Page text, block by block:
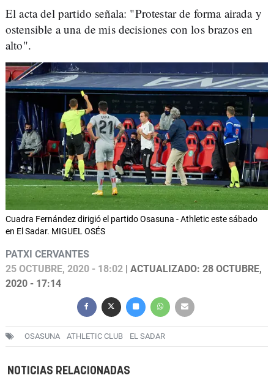
El acta del partido señala: "Protestar de forma airada y
ostensible a una de mis decisiones con los brazos en
alto".
Cuadra Fernández dirigió el partido Osasuna - Athletic este sábado
en El Sadar. MIGUEL OSÉS
PATXI CERVANTES
25 OCTUBRE, 2020 - 18:02 | ACTUALIZADO: 28 OCTUBRE,
2020 - 17:14
OSASUNA ATHLETIC CLUB EL SADAR
NOTICIAS RELACIONADAS